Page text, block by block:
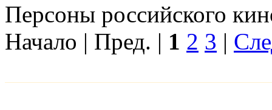
Персоны российского
Начало | Пред. | 1 2 3 |